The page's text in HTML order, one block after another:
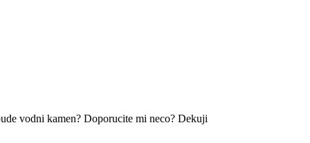
vodni kamen? Doporucite mi neco? Dekuji